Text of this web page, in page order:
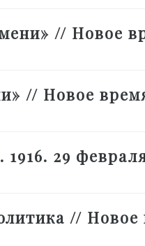
// Новое
// Новое
29
// Новое